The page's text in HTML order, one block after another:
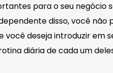
para o seu negócio
disso, você
você deseja introduzir em
diária de cada um